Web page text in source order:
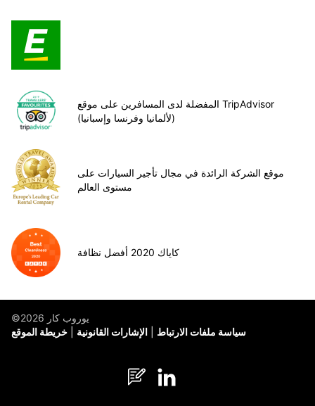
المفضلة لدى المسافرين على موقع TripAdvisor
(لألمانيا وفرنسا وإسبانيا)
موقع الشركة الرائدة في مجال تأجير السيارات على
مستوى العالم
كاياك 2020 أفضل نظافة
©يوروب كار 2026
خريطة الموقع
الإشارات القانونية سياسة ملفات الارتباط